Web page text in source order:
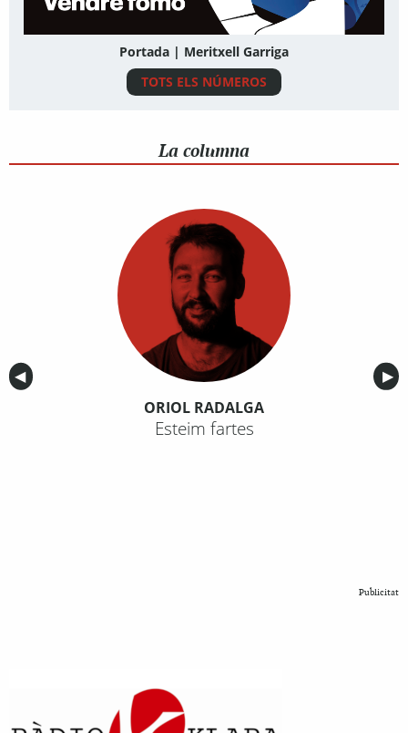
Portada | Meritxell Garriga
TOTS ELS NÚMEROS
La columna
Anterior
◀︎ ▶︎
ORIOL RADALGA
Esteim fartes
Publicitat